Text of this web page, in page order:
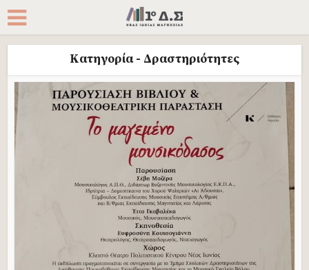
Κατηγορία - Δραστηριότητες